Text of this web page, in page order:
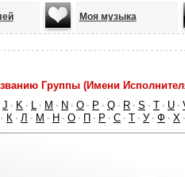
Моя музыка
Группы (Имени
J · K · L · M · N · O · P · Q · R · S · T · U ·
· К · Л · М · Н · О · П · Р · С · Т · У · Ф · Х